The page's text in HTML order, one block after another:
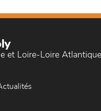
et Loire-Loire